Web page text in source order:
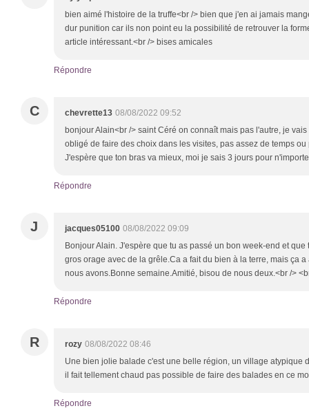
bien aimé l'histoire de la truffe<br /> bien que j'en ai jamais
dur punition car ils non point eu la possibilité de retrouver la
article intéressant.<br /> bises amicales
Répondre
C chevrette13 08/08/2022 09:52
bonjour Alain<br /> saint Céré on connaît mais pas l'autre, je
obligé de faire des choix dans les visites, pas assez de temps
J'espère que ton bras va mieux, moi je sais 3 jours pour
Répondre
J jacques05100 08/08/2022 09:09
Bonjour Alain. J'espère que tu as passé un bon week-end et
gros orage avec de la grêle.Ca a fait du bien à la terre, mais ça
nous avons.Bonne semaine.Amitié, bisou de nous deux.<br />
Répondre
R rozy 08/08/2022 08:46
Une bien jolie balade c'est une belle région, un village atypique
il fait tellement chaud pas possible de faire des balades en ce
Répondre